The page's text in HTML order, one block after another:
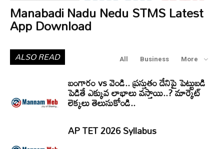
Manabadi Nadu Nedu STMS Latest
App Download
ALSO READ All Business More
బంగారం vs వెండి.. ప్రస్తుతం దేనిపై పెట్టుబడి
పెడితే ఎక్కువ లాభాలు వస్తాయి..? మార్కెట్
లెక్కలు తెలుసుకోండి..
AP TET 2026 Syllabus